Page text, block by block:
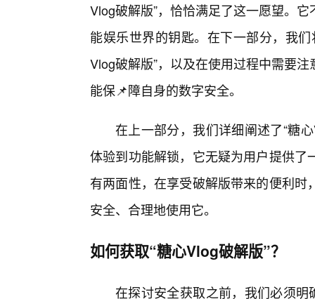
Vlog破解版”，恰恰满足了这一愿望。
能娱乐世界的钥匙。在下一部分，我
Vlog破解版”，以及在使用过程中需要
能保📌障自身的数字安全。
在上一部分，我们详细阐述了“糖
体验到功能解锁，它无疑为用户提供
有两面性，在享受破解版带来的便利
安全、合理地使用它。
如何获取“糖心Vlog破解版”？
在探讨安全获取之前，我们必须明